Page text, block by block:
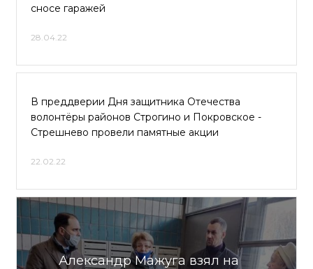
сносе гаражей
28.04.22
В преддверии Дня защитника Отечества
волонтёры районов Строгино и Покровское -
Стрешнево провели памятные акции
22.02.22
Александр Мажуга взял на